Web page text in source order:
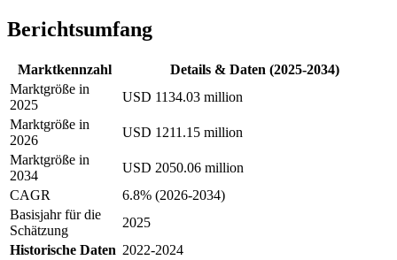
Berichtsumfang
Marktkennzahl
Details & Daten (2025-2034)
Marktgröße in
2025
USD 1134.03 million
Marktgröße in
2026
USD 1211.15 million
Marktgröße in
2034
USD 2050.06 million
CAGR
6.8% (2026-2034)
Basisjahr für die
Schätzung
2025
Historische Daten 2022-2024